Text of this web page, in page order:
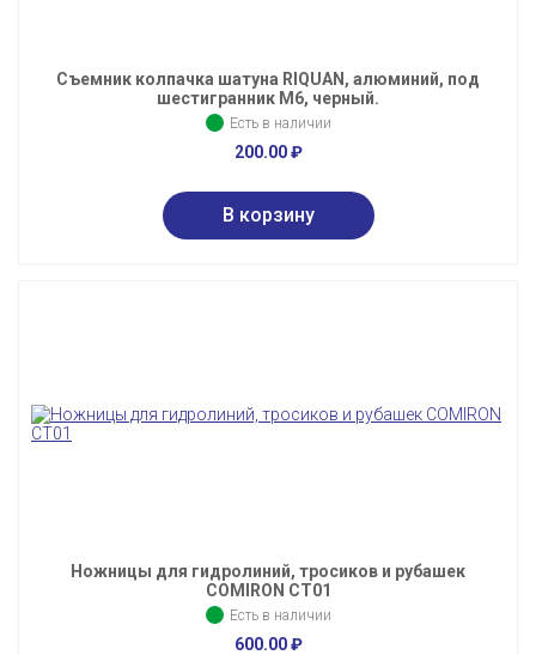
Съемник колпачка шатуна RIQUAN, алюминий, под
шестигранник M6, черный.
Есть в наличии
200.00₽
Ножницы для гидролиний, тросиков и рубашек
COMIRON СT01
Есть в наличии
600.00₽